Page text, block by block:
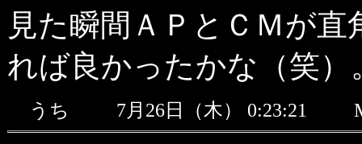
見た瞬間ＡＰとＣＭが
れば良かったかな（笑）
うち 7月26日（木） 0:23:21